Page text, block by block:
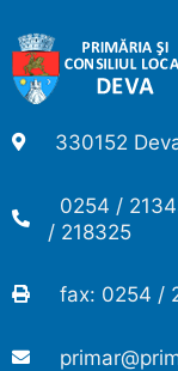
330152
0254 /
/ 218325
fax: 0254 /